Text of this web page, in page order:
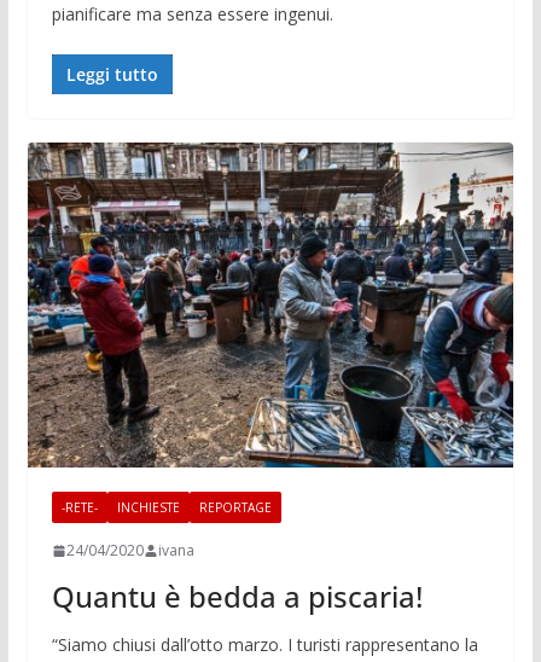
pianificare ma senza essere ingenui.
Leggi tutto
-RETE- INCHIESTE REPORTAGE
24/04/2020 ivana
Quantu è bedda a piscaria!
“Siamo chiusi dall’otto marzo. I turisti rappresentano la